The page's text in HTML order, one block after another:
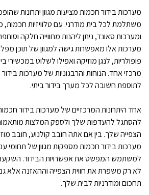
מערכות בידור חכמות מציעות מגוון יתרונות
משתלמת לכל בית מודרני. עם טלוויזיות חכמות,
ומערכות סאונד, ניתן ליהנות מחווייה חלקה
מערכות אלו מאפשרות גישה למגוון של תוכן
פופולריות, לנגן מוזיקה ואפילו לשלוט
מרכזי אחד. הנוחות והרבגוניות של מערכות
לתוספת חשובה לכל מערך בידור ביתי.
אחד היתרונות המרכזיים של מערכות בידור
להסתגל להעדפות שלך ולספק המלצות
הצפייה שלך. בין אם אתה חובב קולנוע, חובב
מערכות בידור חכמות מספקות מגוון של תחומי
למשתמש המפשט את אפשרויות הבידור.
לא רק משפרת את חווית הצפייה וההאזנה אלא
תחכום ומודרניות לבית שלך.